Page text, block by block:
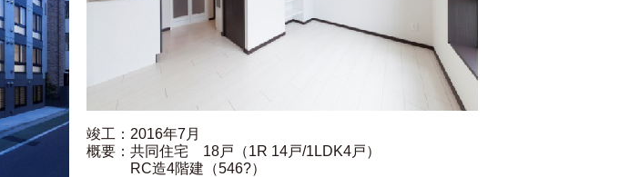
竣工：2016年7月
概要：共同住宅 18戸（1R 14戸/1LDK4戸）
RC造4階建（546?）